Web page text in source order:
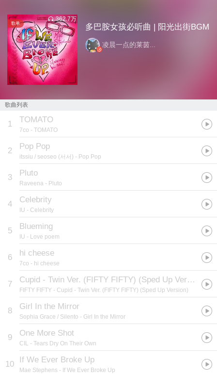
歌单
362.7万
多巴胺女孩必听曲 | 阳光出街BGM
凌晨一点的莱茵...
歌曲列表
1 TOMATO
7co - TOMATO
2 Pop Pop
itssiu / seoseo (서서) - Pop Pop
3 Pluto
Raveena - Pluto
4 Celebrity
IU - Celebrity
5 Blueming
IU - Love poem
6 hi cheese
7co - hi cheese
7 Cupid - Twin Ver. (FIFTY FIFTY) (Sped Up Version)
FIFTY FIFTY - Cupid - Twin Ver. (FIFTY FIFTY) (Sped Up Version)
8 Girl In the Mirror
Sophia Grace / Silento - Girl In the Mirror
9 One More Shot
CIL - Tears Dry On Their Own
10 If We Ever Broke Up
Mae Stephens - If We Ever Broke Up